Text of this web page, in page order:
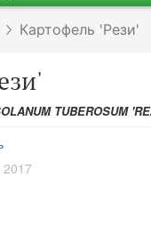
Картофель 'Рези'
TUBEROSUM